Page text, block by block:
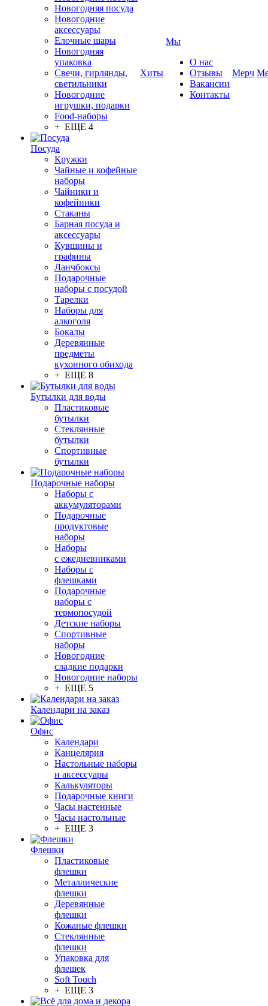
Новогодняя посуда
Новогодние
аксессуары
Елочные шары
Новогодняя
упаковка
Свечи, гирлянды,
светильники
Новогодние
игрушки, подарки
Food-наборы
+ ЕЩЕ 4
Посуда
Кружки
Чайные и кофейные
наборы
Чайники и
кофейники
Стаканы
Барная посуда и
аксессуары
Кувшины и
графины
Ланчбоксы
Подарочные
наборы с посудой
Тарелки
Наборы для
алкоголя
Бокалы
Деревянные
предметы
кухонного обихода
+ ЕЩЕ 8
Бутылки для воды
Пластиковые
бутылки
Стеклянные
бутылки
Спортивные
бутылки
Подарочные наборы
Наборы с
аккумуляторами
Подарочные
продуктовые
наборы
Наборы
с ежедневниками
Наборы с
флешками
Подарочные
наборы с
термопосудой
Детские наборы
Спортивные
наборы
Новогодние
сладкие подарки
Новогодние наборы
+ ЕЩЕ 5
Календари на заказ
Офис
Календари
Канцелярия
Настольные наборы
и аксессуары
Калькуляторы
Подарочные книги
Часы настенные
Часы настольные
+ ЕЩЕ 3
Флешки
Пластиковые
флешки
Металлические
флешки
Деревянные
флешки
Кожаные флешки
Стеклянные
флешки
Упаковка для
флешек
Soft Touch
+ ЕЩЕ 3
Хиты
Мы
О нас
Отзывы
Вакансии
Контакты
Мерч